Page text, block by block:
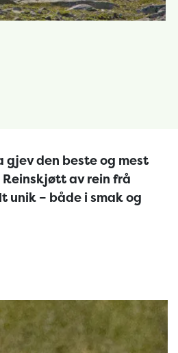
gjev den beste og mest
av rein frå
unik – både i smak og